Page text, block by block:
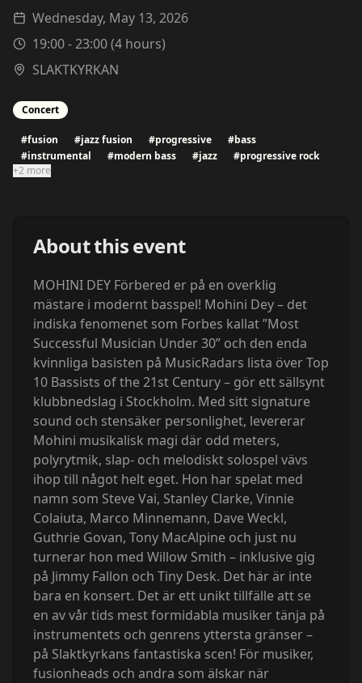
Wednesday, May 13, 2026
19:00-23:00(4 hours)
SLAKTKYRKAN
Concert
#fusion #jazz fusion #progressive #bass
#instrumental #modern bass #jazz #progressive rock
+2 more
About this event
MOHINI DEY Förbered er på en overklig
mästare i modernt basspel! Mohini Dey – det
indiska fenomenet som Forbes kallat ”Most
Successful Musician Under 30” och den enda
kvinnliga basisten på MusicRadars lista över Top
10 Bassists of the 21st Century – gör ett sällsynt
klubbnedslag i Stockholm. Med sitt signature
sound och stensäker personlighet, levererar
Mohini musikalisk magi där odd meters,
polyrytmik, slap- och melodiskt solospel vävs
ihop till något helt eget. Hon har spelat med
namn som Steve Vai, Stanley Clarke, Vinnie
Colaiuta, Marco Minnemann, Dave Weckl,
Guthrie Govan, Tony MacAlpine och just nu
turnerar hon med Willow Smith – inklusive gig
på Jimmy Fallon och Tiny Desk. Det här är inte
bara en konsert. Det är ett unikt tillfälle att se
en av vår tids mest formidabla musiker tänja på
instrumentets och genrens yttersta gränser –
på Slaktkyrkans fantastiska scen! För musiker,
fusionheads och andra som älskar när